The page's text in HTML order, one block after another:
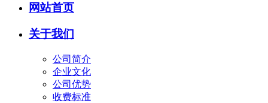
网站首页
关于我们
公司简介
企业文化
公司优势
收费标准